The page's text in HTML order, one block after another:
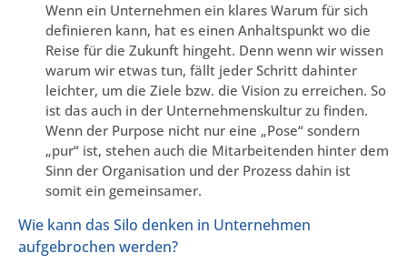
Wenn ein Unternehmen ein klares Warum für sich
definieren kann, hat es einen Anhaltspunkt wo die
Reise für die Zukunft hingeht. Denn wenn wir wissen
warum wir etwas tun, fällt jeder Schritt dahinter
leichter, um die Ziele bzw. die Vision zu erreichen. So
ist das auch in der Unternehmenskultur zu finden.
Wenn der Purpose nicht nur eine „Pose“ sondern
„pur“ ist, stehen auch die Mitarbeitenden hinter dem
Sinn der Organisation und der Prozess dahin ist
somit ein gemeinsamer.
Wie kann das Silo denken in Unternehmen
aufgebrochen werden?